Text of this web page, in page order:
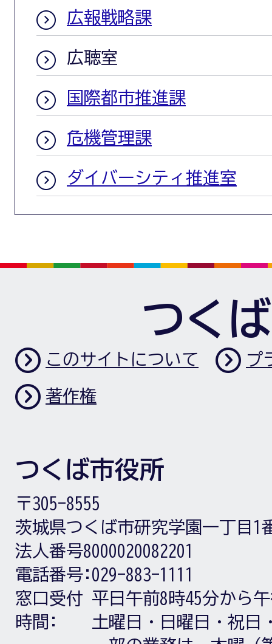
広報戦略課
広聴室
国際都市推進課
危機管理課
ダイバーシティ推進室
つく
このサイトについて プ
著作権
つくば市役所
〒305-8555
茨城県つくば市研究学園一丁目1
法人番号8000020082201
電話番号: 029-883-1111
窓口受付
時間:
平日午前8時45分から
土曜日・日曜日・祝日